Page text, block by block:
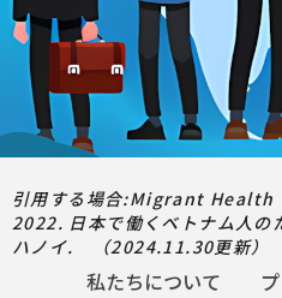
引用する場合:Migrant
2022. 日本で働くベトナム人の
ハノイ. （2024.11.30更新）
私たちについて